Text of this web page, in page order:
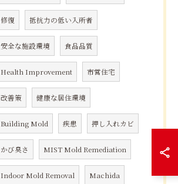
修復 抵抗力の低い入所者
安全な施設環境 食品品質
Health Improvement 市営住宅
改善策 健康な居住環境
Building Mold 疾患 押し入れカビ
かび臭さ MIST Mold Remediation
Indoor Mold Removal Machida